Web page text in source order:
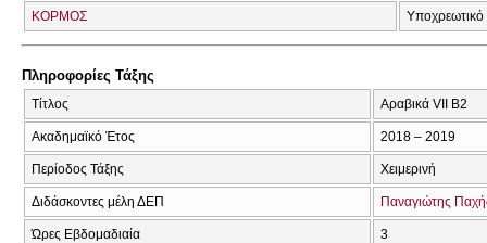
ΚΟΡΜΟΣ
Πληροφορίες Τάξης
Τίτλος Αραβικά VΙΙ Β2
Ακαδημαϊκό Έτος 2018 – 2019
Περίοδος Τάξης Χειμερινή
Διδάσκοντες μέλη ΔΕΠ Παναγιώτης
Ώρες Εβδομαδιαία 3